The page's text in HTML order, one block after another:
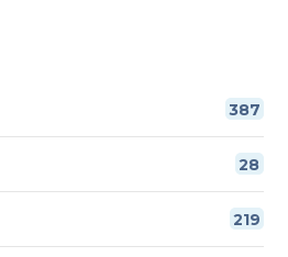
387
28
219